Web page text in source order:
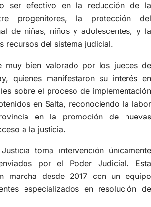
ser efectivo en la reducción de la
progenitores, la protección del
de niñas, niños y adolescentes, y la
recursos del sistema judicial.
muy bien valorado por los jueces de
quienes manifestaron su interés en
sobre el proceso de implementación
en Salta, reconociendo la labor
en la promoción de nuevas
a la justicia.
toma intervención únicamente
por el Poder Judicial. Esta
marcha desde 2017 con un equipo
especializados en resolución de